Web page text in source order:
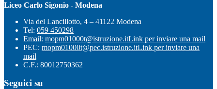
Liceo Carlo Sigonio - Modena
Via del Lancillotto, 4 – 41122 Modena
Tel: 059 450298
Email: mopm01000t@istruzione.itLink per inviare una mail
PEC: mopm01000t@pec.istruzione.itLink per inviare una
mail
C.F.: 80012750362
Seguici su